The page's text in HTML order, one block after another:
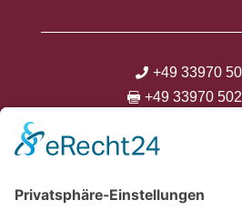
 +49 33970
 +49 33970